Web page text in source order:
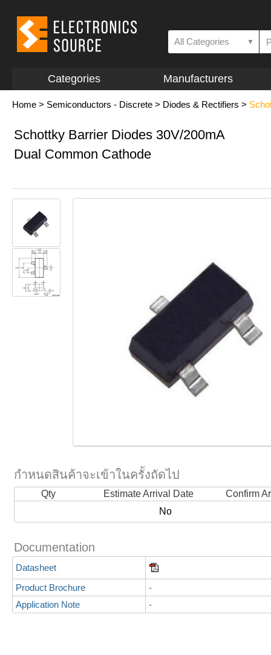
All Categories ▼
Categories Manufacturers
Home > Semiconductors - Discrete > Diodes & Rectifiers >
Schottky Barrier Diodes 30V/200mA
Dual Common Cathode
กำหนดสินค้าจะเข้าในครั้งถัดไป
Qty Estimate Arrival Date
Confirm
No
Documentation
Datasheet
Product Brochure
-
Application Note
-